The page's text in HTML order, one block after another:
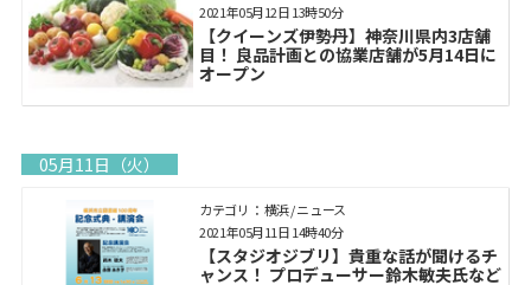
【クイーンズ伊勢丹】神奈川県内3店舗
目！ 良品計画との協業店舗が5月14日に
オープン
2021年05月12日 13時50分
05月11日（火）
カテゴリ： 横浜 / ニュース
【スタジオジブリ】貴重な話が聞けるチ
ャンス！ プロデューサー鈴木敏夫氏など
2021年05月11日 14時40分